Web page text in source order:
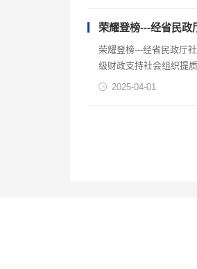
荣耀登榜---经省民政
荣耀登榜---经省民政厅
级财政支持社会组织提
2025-04-01